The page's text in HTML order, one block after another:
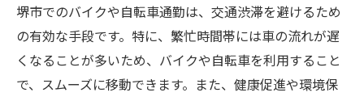
堺市での求人を通じて収入アップを目指す秘訣
高収入求人に応募する際の注意点
堺市内で給料交渉を成功させる方法
堺市でのバイクや自転車通勤は、交通渋滞を避けるため
の有効な手段です。特に、繁忙時間帯には車の流れが遅
くなることが多いため、バイクや自転車を利用すること
で、スムーズに移動できます。また、健康促進や環境保